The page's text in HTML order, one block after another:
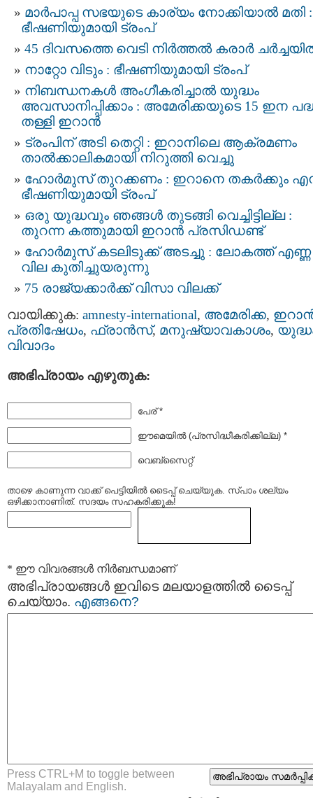
മാർപാപ്പ സഭയുടെ കാര്യം നോക്കിയാൽ മതി :
ഭീഷണിയുമായി ട്രംപ്
45 ദിവസത്തെ വെടി നിർത്തൽ കരാര്‍
നാറ്റോ വിടും : ഭീഷണിയുമായി ട്രംപ്
നിബന്ധനകൾ അംഗീകരിച്ചാൽ യുദ്ധം
അവസാനിപ്പിക്കാം : അമേരിക്കയുടെ 15 ഇന
തള്ളി ഇറാൻ
ട്രംപിന് അടി തെറ്റി : ഇറാനിലെ ആക്രമണം
താൽക്കാലികമായി നിറുത്തി വെച്ചു
ഹോർമുസ് തുറക്കണം : ഇറാനെ തകർക്കും
ഭീഷണിയുമായി ട്രംപ്
ഒരു യുദ്ധവും ഞങ്ങള്‍ തുടങ്ങി വെച്ചിട്ടില്ല :
തുറന്ന കത്തുമായി ഇറാൻ പ്രസിഡണ്ട്
ഹോർമുസ് കടലിടുക്ക് അടച്ചു : ലോകത്ത് എണ്ണ
വില കുതിച്ചുയരുന്നു
75 രാജ്യക്കാർക്ക് വിസാ വിലക്ക്
വായിക്കുക: amnesty-international, അമേരിക്ക,
പ്രതിഷേധം, ഫ്രാന്‍സ്, മനുഷ്യാവകാശം,
വിവാദം
അഭിപ്രായം എഴുതുക:
പേര് *
ഈമെയില്‍ (പ്രസിദ്ധീകരിക്കില്ല) *
വെബ്സൈറ്റ്
താഴെ കാണുന്ന വാക്ക് പെട്ടിയില്‍ ടൈപ്പ്‌ ചെയ്യുക. സ്പാം ശല്യം
ഒഴിക്കാനാണിത്. സദയം സഹകരിക്കുക!
* ഈ വിവരങ്ങള്‍ നിര്‍ബന്ധമാണ്
അഭിപ്രായങ്ങള്‍ ഇവിടെ മലയാളത്തില്‍ ടൈപ്പ്
ചെയ്യാം. എങ്ങനെ?
Press CTRL+M to toggle between
Malayalam and English.